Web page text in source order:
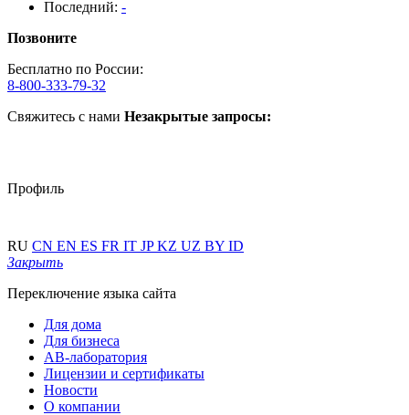
Последний: -
Позвоните
Бесплатно по России:
8-800-333-79-32
Свяжитесь с нами Незакрытые запросы:
Профиль
RU CN EN ES FR IT JPKZ UZ BY ID
Закрыть
Переключение языка сайта
Для дома
Для бизнеса
АВ-лаборатория
Лицензии и сертификаты
Новости
О компании